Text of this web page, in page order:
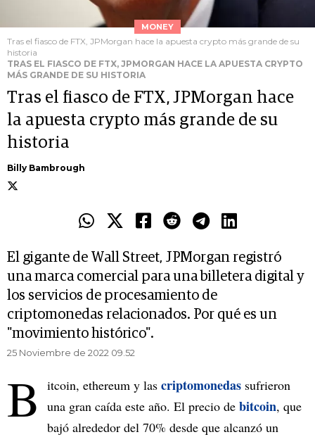
MONEY
Tras el fiasco de FTX, JPMorgan hace la apuesta crypto más grande de su
historia
TRAS EL FIASCO DE FTX, JPMORGAN HACE LA APUESTA CRYPTO
MÁS GRANDE DE SU HISTORIA
Tras el fiasco de FTX, JPMorgan hace
la apuesta crypto más grande de su
historia
Billy Bambrough
El gigante de Wall Street, JPMorgan registró
una marca comercial para una billetera digital y
los servicios de procesamiento de
criptomonedas relacionados. Por qué es un
"movimiento histórico".
25 Noviembre de 2022 09.52
B itcoin, ethereum y las criptomonedas sufrieron
una gran caída este año. El precio de bitcoin, que
bajó alrededor del 70% desde que alcanzó un